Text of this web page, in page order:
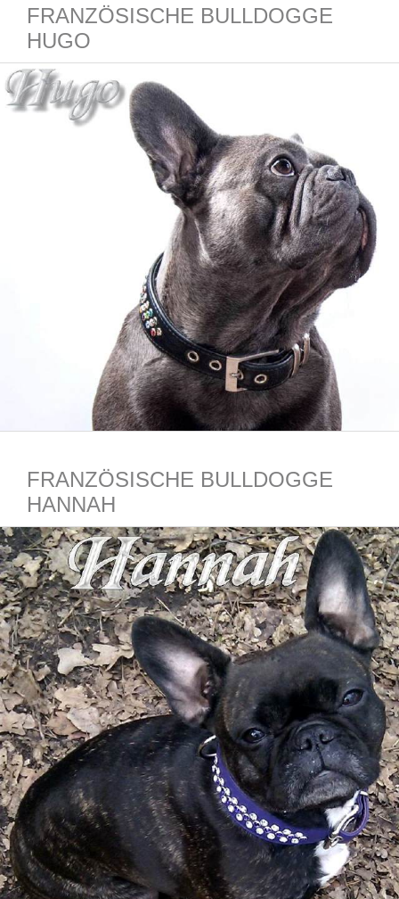
FRANZÖSISCHE BULLDOGGE
HUGO
FRANZÖSISCHE BULLDOGGE
HANNAH